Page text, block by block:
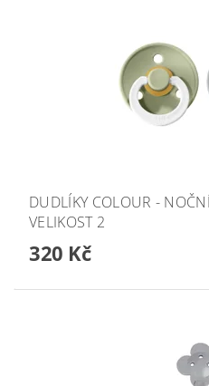
DUDLÍKY COLOUR -
VELIKOST 2
320 Kč